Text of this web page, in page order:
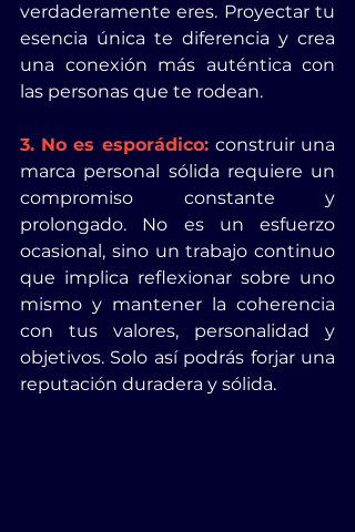
verdaderamente eres. Proyectar tu
esencia única te diferencia y crea
una conexión más auténtica con
las personas que te rodean.
3. No es esporádico: construir una
marca personal sólida requiere un
compromiso constante y
prolongado. No es un esfuerzo
ocasional, sino un trabajo continuo
que implica reflexionar sobre uno
mismo y mantener la coherencia
con tus valores, personalidad y
objetivos. Solo así podrás forjar una
reputación duradera y sólida.